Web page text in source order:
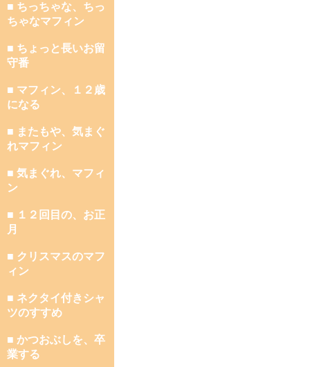
■ ちっちゃな、ちっ
ちゃなマフィン
■ ちょっと長いお留
守番
■ マフィン、１２歳
になる
■ またもや、気まぐ
れマフィン
■ 気まぐれ、マフィ
ン
■ １２回目の、お正
月
■ クリスマスのマフ
ィン
■ ネクタイ付きシャ
ツのすすめ
■ かつおぶしを、卒
業する